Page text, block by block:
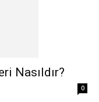
Nasıldır?
0